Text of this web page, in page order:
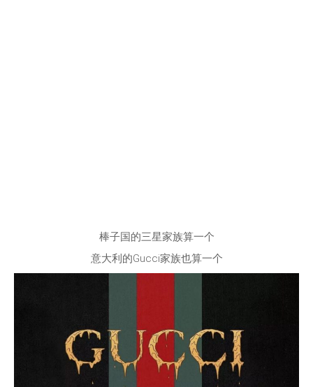
棒子国的三星家族算一个
意大利的Gucci家族也算一个